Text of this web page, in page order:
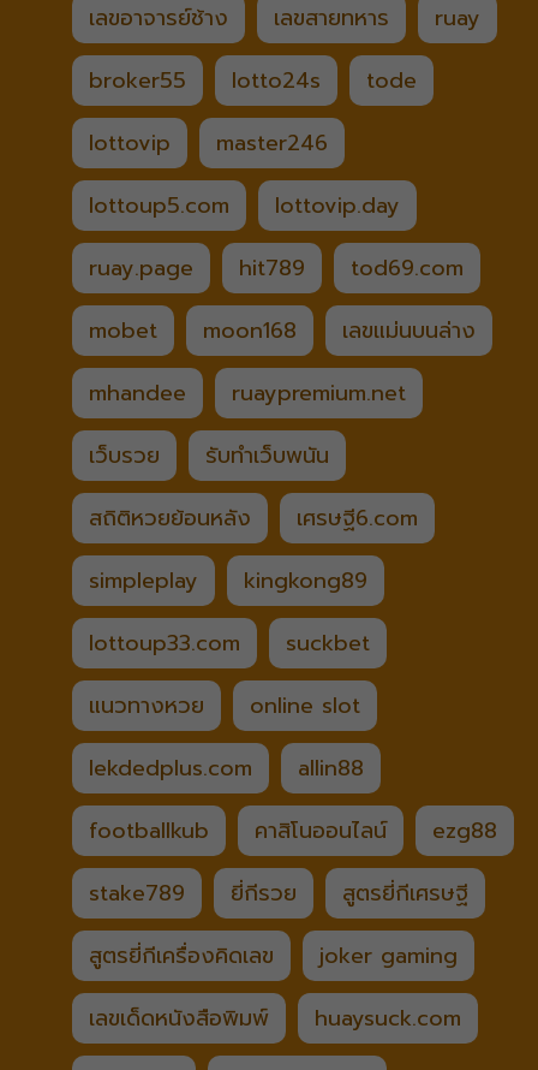
เลขอาจารย์ช้าง
เลขสายทหาร
ruay
broker55
lotto24s
tode
lottovip
master246
lottoup5.com
lottovip.day
ruay.page
hit789
tod69.com
mobet
moon168
เลขแม่นบนล่าง
mhandee
ruaypremium.net
เว็บรวย
รับทำเว็บพนัน
สถิติหวยย้อนหลัง
เศรษฐี6.com
simpleplay
kingkong89
lottoup33.com
suckbet
แนวทางหวย
online slot
lekdedplus.com
allin88
footballkub
คาสิโนออนไลน์
ezg88
stake789
ยี่กีรวย
สูตรยี่กีเศรษฐี
สูตรยี่กีเครื่องคิดเลข
joker gaming
เลขเด็ดหนังสือพิมพ์
huaysuck.com